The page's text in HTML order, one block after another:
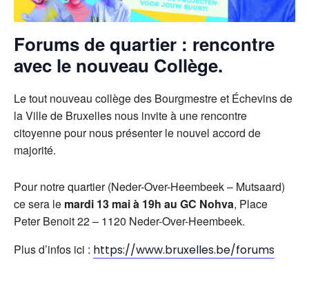
Forums de quartier : rencontre
avec le nouveau Collège.
Le tout nouveau collège des Bourgmestre et Échevins de
la Ville de Bruxelles nous invite à une rencontre
citoyenne pour nous présenter le nouvel accord de
majorité.
Pour notre quartier (Neder-Over-Heembeek – Mutsaard)
ce sera le mardi 13 mai à 19h au GC Nohva, Place
Peter Benoit 22 – 1120 Neder-Over-Heembeek.
Plus d’infos ici : https://www.bruxelles.be/forums